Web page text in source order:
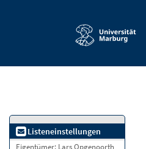
Listeneinstellungen